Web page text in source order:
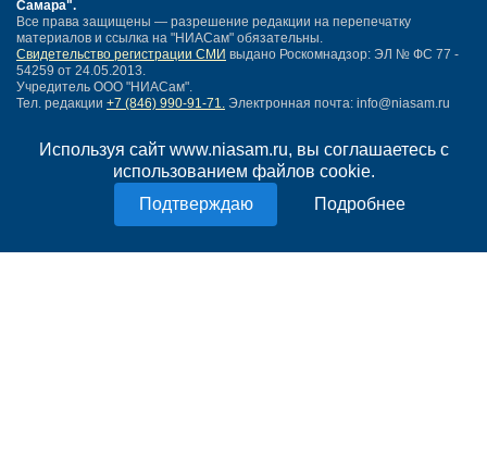
Используя сайт www.niasam.ru, вы соглашаетесь с
использованием файлов cookie.
Подробнее
Самара".
Все права защищены — разрешение редакции на перепечатку
материалов и ссылка на "НИАСам" обязательны.
Свидетельство регистрации СМИ выдано Роскомнадзор: ЭЛ № ФС 77 -
54259 от 24.05.2013.
Учредитель ООО "НИАСам".
Тел. редакции +7 (846) 990-91-71. Электронная почта: info@niasam.ru
Карта сайта
Нашли ошибку?
Политика конфиденциальности
Согласие на обработку персональных данных